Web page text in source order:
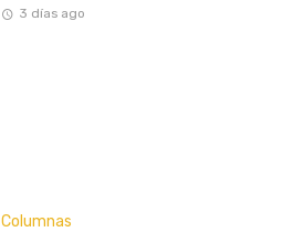
3 días ago
Columnas